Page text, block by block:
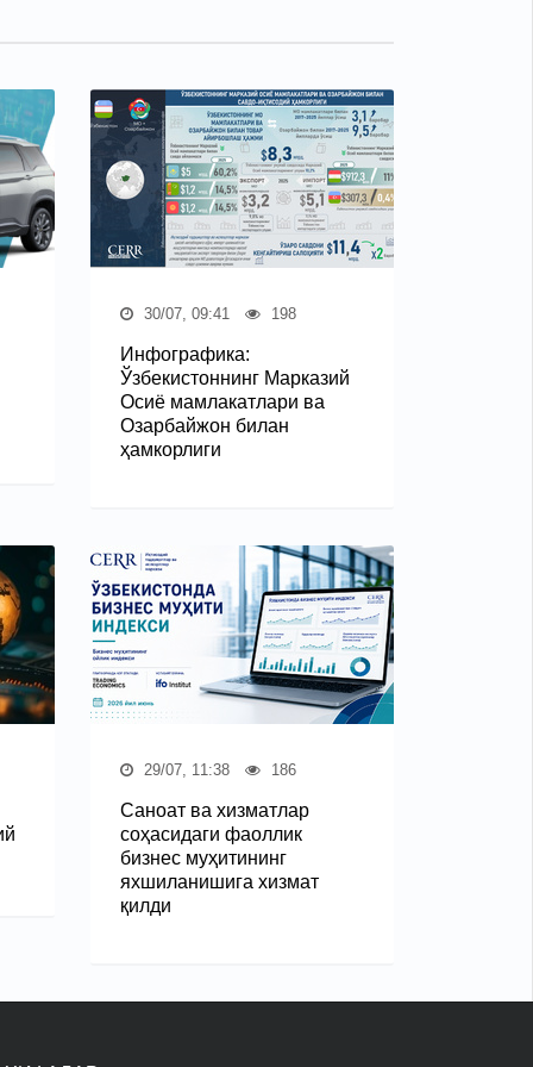
30/07, 09:41 198
Инфографика:
Ўзбекистоннинг Марказий
Осиё мамлакатлари ва
Озарбайжон билан
ҳамкорлиги
29/07, 11:38 186
Саноат ва хизматлар
соҳасидаги фаоллик
бизнес муҳитининг
яхшиланишига хизмат
қилди